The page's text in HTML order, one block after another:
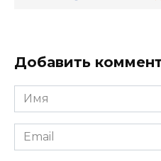
Добавить
Имя
*
Email
*